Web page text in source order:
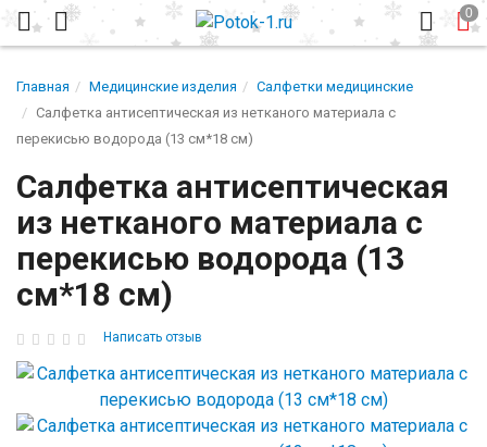
Главная Медицинские изделия
Салфетки медицинские
Салфетка антисептическая из нетканого материала с
перекисью водорода (13 см*18 см)
Салфетка антисептическая
из нетканого материала с
перекисью водорода (13
см*18 см)
Написать отзыв